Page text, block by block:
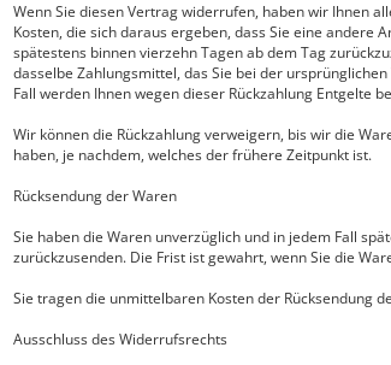
Wenn Sie diesen Vertrag widerrufen, haben wir Ihnen
Kosten, die sich daraus ergeben, dass Sie eine andere
spätestens binnen vierzehn Tagen ab dem Tag
dasselbe Zahlungsmittel, das Sie bei der
Fall werden Ihnen wegen dieser Rückzahlung Entgelte
Wir können die Rückzahlung verweigern, bis wir die
haben, je nachdem, welches der frühere Zeitpunkt ist.
Rücksendung der Waren
Sie haben die Waren unverzüglich und in jedem Fall
zurückzusenden. Die Frist ist gewahrt, wenn Sie die
Sie tragen die unmittelbaren Kosten der Rücksendung
Ausschluss des Widerrufsrechts